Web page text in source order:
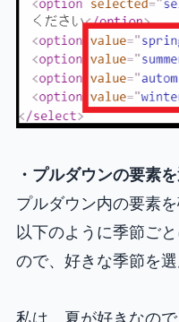
・プルダウンの要素
プルダウン内の要素
以下のように季節ご
ので、好きな季節を選
私は、夏が好きなの